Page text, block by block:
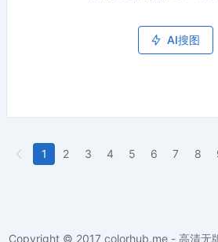
AI搜图
1 2 3 4 5 6 7 8
Copyright © 2017 colorhub.me - 高清无